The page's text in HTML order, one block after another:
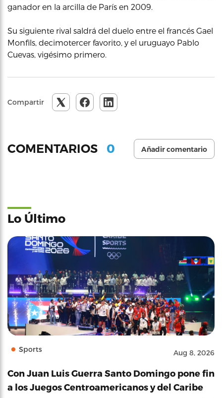
ganador en la arcilla de París en 2009.
Su siguiente rival saldrá del duelo entre el francés Gael
Monfils, decimotercer favorito, y el uruguayo Pablo
Cuevas, vigésimo primero.
Compartir
COMENTARIOS 0 Añadir comentario
Lo Último
Sports Aug 8, 2026
Con Juan Luis Guerra Santo Domingo pone fin
a los Juegos Centroamericanos y del Caribe